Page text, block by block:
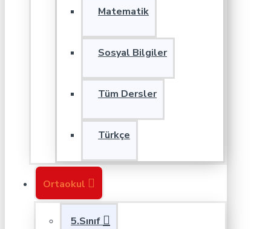
Matematik
Sosyal Bilgiler
Tüm Dersler
Türkçe
Ortaokul
5.Sınıf